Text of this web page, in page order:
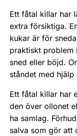
Ett fåtal killar har
extra försiktiga.
kukar är för
praktiskt problem
sned eller böjd.
ståndet med
Ett fåtal killar har
den över ollonet
ha samlag.
salva som gör att